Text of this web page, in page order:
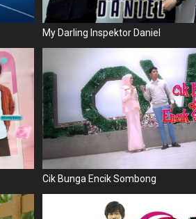
My Darling Inspektor Daniel
Cik Bunga Encik Sombong